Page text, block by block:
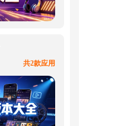
共2款应用